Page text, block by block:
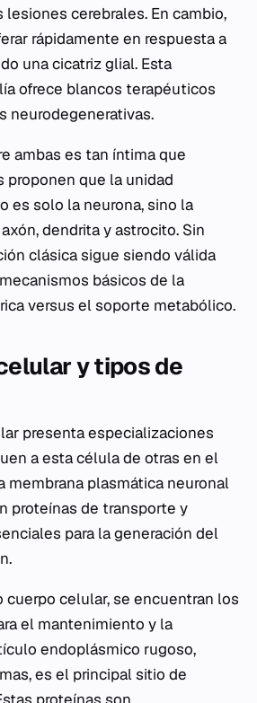
cerebrales. En cambio,
rápidamente en respuesta a
una cicatriz glial. Esta
ofrece blancos terapéuticos
neurodegenerativas.
ambas es tan íntima que
que la unidad
es solo la neurona, sino la
dendrita y astrocito. Sin
clásica sigue siendo válida
básicos de la
versus el soporte metabólico.
y tipos de
presenta especializaciones
a esta célula de otras en el
membrana plasmática neuronal
proteínas de transporte y
para la generación del
cuerpo celular, se encuentran los
el mantenimiento y la
endoplásmico rugoso,
es el principal sitio de